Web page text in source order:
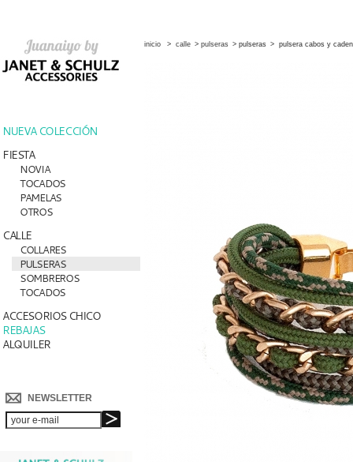
NUEVA COLECCIÓN
FIESTA
NOVIA
TOCADOS
PAMELAS
OTROS
CALLE
COLLARES
PULSERAS
SOMBREROS
TOCADOS
ACCESORIOS CHICO
REBAJAS
ALQUILER
NEWSLETTER
inicio > calle > pulseras > pulseras > pulsera cabos y